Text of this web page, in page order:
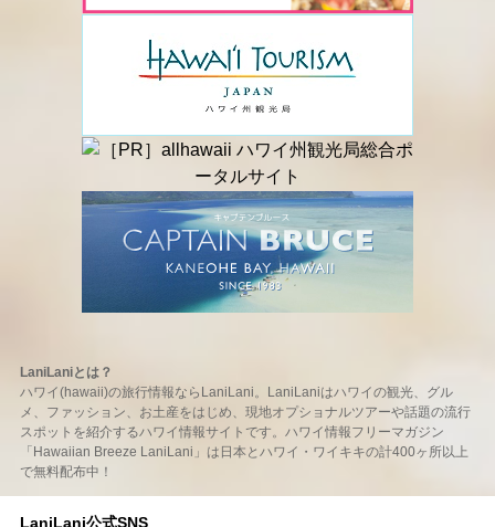
LaniLaniとは？
ハワイ(hawaii)の旅行情報ならLaniLani。LaniLaniはハワイの観光、グル
メ、ファッション、お土産をはじめ、現地オプショナルツアーや話題の流行
スポットを紹介するハワイ情報サイトです。ハワイ情報フリーマガジン
「Hawaiian Breeze LaniLani」は日本とハワイ・ワイキキの計400ヶ所以上
で無料配布中！
LaniLani公式SNS